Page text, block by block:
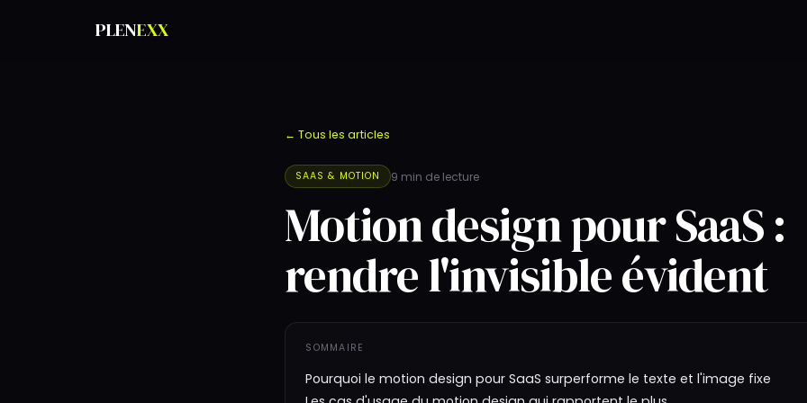
PLENEXX
← Tous les articles
SAAS & MOTION 9 min de lecture
Motion design pour SaaS :
rendre l'invisible évident
SOMMAIRE
Pourquoi le motion design pour SaaS surperforme le texte et l'image fixe